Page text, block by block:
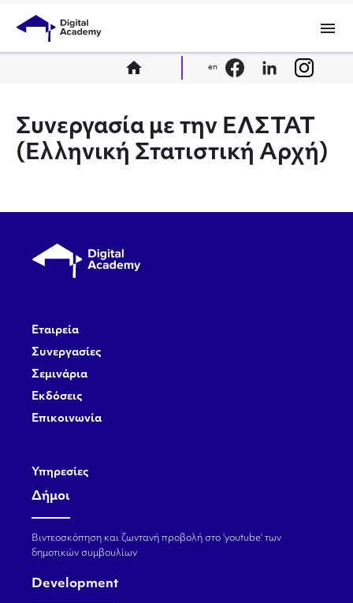
menu
home en
Συνεργασία με την ΕΛΣΤΑΤ
(Ελληνική Στατιστική Αρχή)
Εταιρεία
Συνεργασίες
Σεμινάρια
Εκδόσεις
Επικοινωνία
Υπηρεσίες
Δήμοι
Βιντεοσκόπηση και ζωντανή προβολή στο ‘youtube’ των
δημοτικών συμβουλίων
Development